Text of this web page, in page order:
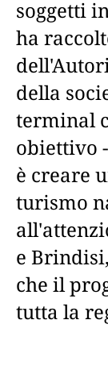
soggetti
ha
della
terminal
obiettivo
è creare
turismo
e
che il
tutta la